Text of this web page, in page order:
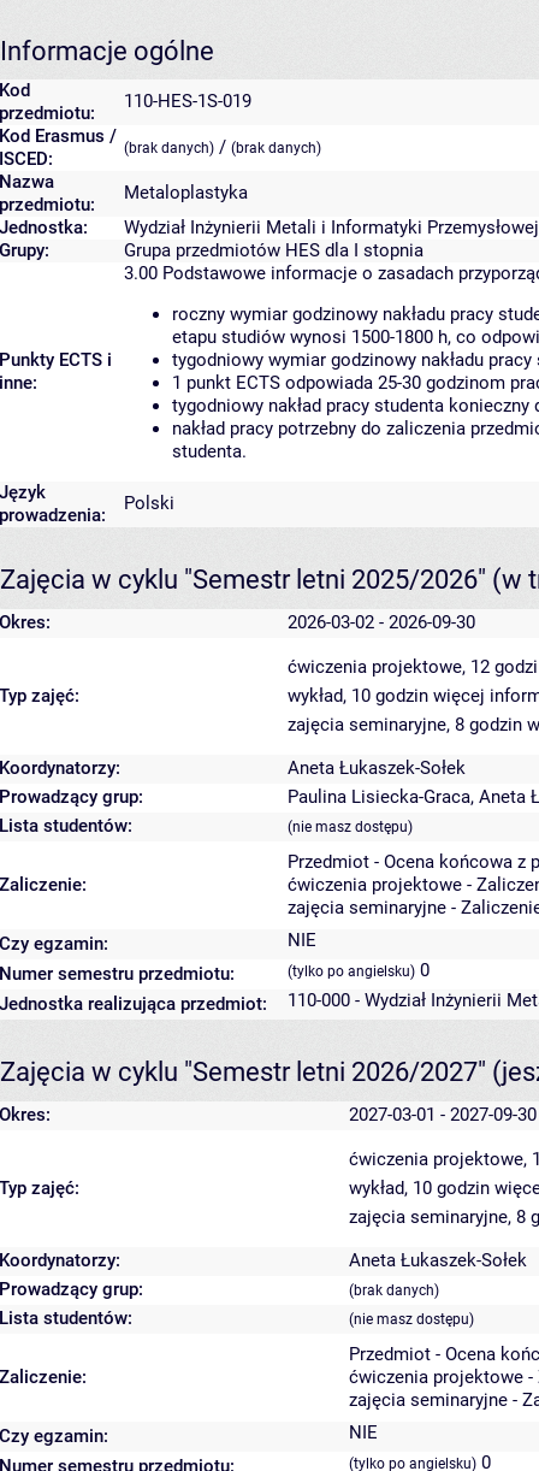
Informacje ogólne
Kod
przedmiotu:
110-HES-1S-019
Kod Erasmus /
ISCED:
(brak danych) / (brak danych)
Nazwa
przedmiotu:
Metaloplastyka
Jednostka:
Wydział Inżynierii Metali i Informatyki Przemysłowej
Grupy:
Grupa przedmiotów HES dla I stopnia
Punkty ECTS i
inne:
3.00 Podstawowe informacje o zasadach
roczny wymiar godzinowy nakładu pracy
etapu studiów wynosi 1500-1800 h, co
tygodniowy wymiar godzinowy nakładu
1 punkt ECTS odpowiada 25-30 godzinom
tygodniowy nakład pracy studenta
nakład pracy potrzebny do zaliczenia
studenta.
Język
prowadzenia:
Polski
Zajęcia w cyklu "Semestr letni 2025/2026" (w
Okres: 2026-03-02 - 2026-09-30
Typ zajęć:
ćwiczenia projektowe, 12
wykład, 10 godzin więcej
zajęcia seminaryjne, 8 godzin
Koordynatorzy:
Aneta Łukaszek-Sołek
Prowadzący grup:
Paulina Lisiecka-Graca, Aneta
Lista studentów:
(nie masz dostępu)
Zaliczenie:
Przedmiot - Ocena końcowa z
ćwiczenia projektowe -
zajęcia seminaryjne -
Czy egzamin:
NIE
Numer semestru przedmiotu:
(tylko po angielsku) 0
Jednostka realizująca przedmiot:
110-000 - Wydział Inżynierii
Zajęcia w cyklu "Semestr letni 2026/2027"
Okres: 2027-03-01 - 2027-09-30
Typ zajęć:
ćwiczenia projektowe,
wykład, 10 godzin
zajęcia seminaryjne, 8
Koordynatorzy:
Aneta Łukaszek-Sołek
Prowadzący grup:
(brak danych)
Lista studentów: (nie masz dostępu)
Zaliczenie:
Przedmiot - Ocena
ćwiczenia projektowe -
zajęcia seminaryjne -
Czy egzamin:
NIE
Numer semestru przedmiotu:
(tylko po angielsku) 0